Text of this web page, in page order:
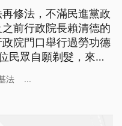
修法，不滿民進黨政
前行政院長賴清德的
院門口舉行過勞功德
民眾自願剃髮，來表
坐當場剃髮，其中還
法 ...